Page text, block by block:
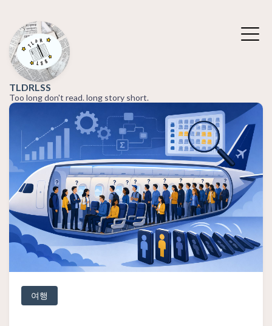
TLDRLSS
Too long don't read. long story short.
여행